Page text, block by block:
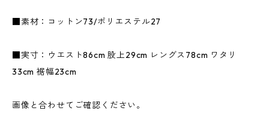
■素材：コットン73/ポリエステル27
■実寸：ウエスト86cm 股上29cm レングス78cm ワタリ
33cm 裾幅23cm
画像と合わせてご確認ください。